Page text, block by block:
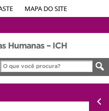
MAPA DO SITE
Humanas – ICH